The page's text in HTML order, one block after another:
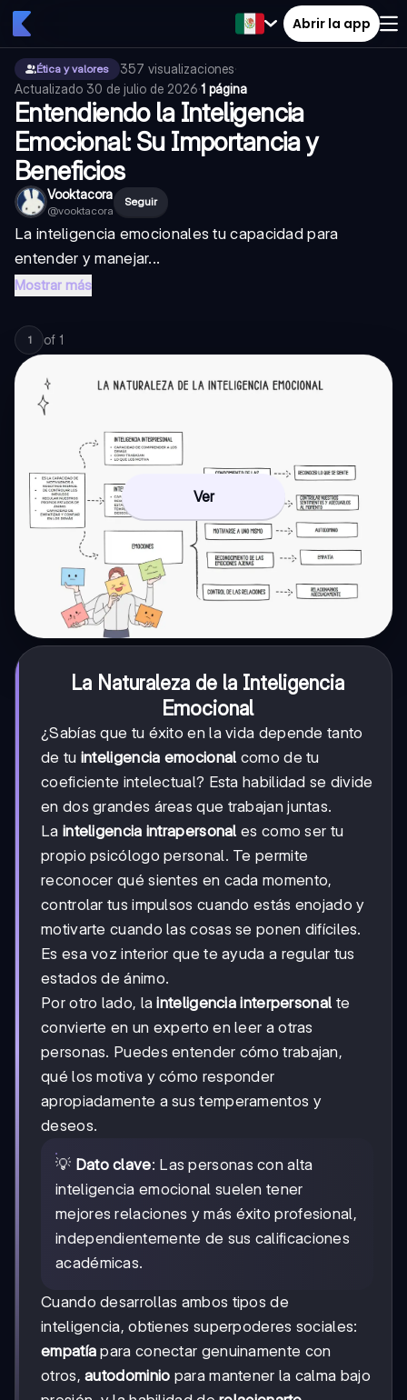
Abrir la app
Ética y valores 357 visualizaciones·
Actualizado 30 de julio de 2026·1 página
Entendiendo la Inteligencia
Emocional: Su Importancia y
Beneficios
Vooktacora
@vooktacora
Seguir
La inteligencia emocionales tu capacidad para
entender y manejar...
Mostrar más
1 of 1
Ver
La Naturaleza de la Inteligencia
Emocional
¿Sabías que tu éxito en la vida depende tanto
de tu inteligencia emocional como de tu
coeficiente intelectual? Esta habilidad se divide
en dos grandes áreas que trabajan juntas.
La inteligencia intrapersonal es como ser tu
propio psicólogo personal. Te permite
reconocer qué sientes en cada momento,
controlar tus impulsos cuando estás enojado y
motivarte cuando las cosas se ponen difíciles.
Es esa voz interior que te ayuda a regular tus
estados de ánimo.
Por otro lado, lainteligencia interpersonal te
convierte en un experto en leer a otras
personas. Puedes entender cómo trabajan,
qué los motiva y cómo responder
apropiadamente a sus temperamentos y
deseos.
💡 Dato clave: Las personas con alta
inteligencia emocional suelen tener
mejores relaciones y más éxito profesional,
independientemente de sus calificaciones
académicas.
Cuando desarrollas ambos tipos de
inteligencia, obtienes superpoderes sociales:
empatía para conectar genuinamente con
otros,autodominio para mantener la calma bajo